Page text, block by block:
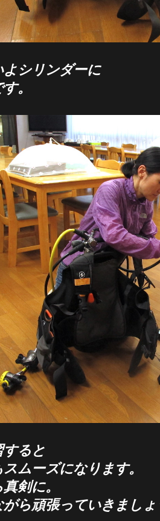
よシリンダーに
。
すると
ムーズになります。
剣に。
ら頑張っていきましょ